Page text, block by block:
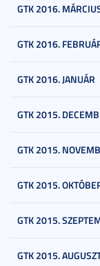
GTK 2016.
GTK 2016.
GTK 2016. JANUÁR
GTK 2015.
GTK 2015.
GTK 2015.
GTK 2015.
GTK 2015.